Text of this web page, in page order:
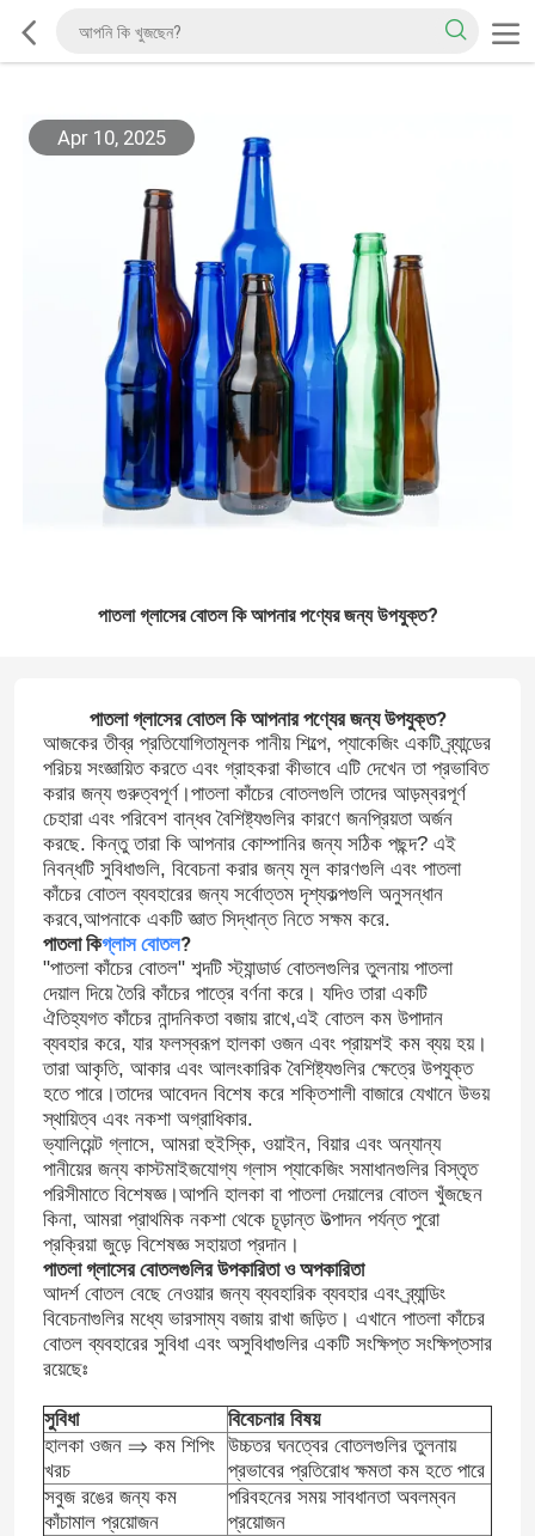
Apr 10, 2025
পাতলা গ্লাসের বোতল কি আপনার পণ্যের জন্য উপযুক্ত?
পাতলা গ্লাসের বোতল কি আপনার পণ্যের জন্য উপযুক্ত?
আজকের তীব্র প্রতিযোগিতামূলক পানীয় শিল্পে, প্যাকেজিং একটি ব্র্যান্ডের
পরিচয় সংজ্ঞায়িত করতে এবং গ্রাহকরা কীভাবে এটি দেখেন তা প্রভাবিত
করার জন্য গুরুত্বপূর্ণ।পাতলা কাঁচের বোতলগুলি তাদের আড়ম্বরপূর্ণ
চেহারা এবং পরিবেশ বান্ধব বৈশিষ্ট্যগুলির কারণে জনপ্রিয়তা অর্জন
করছে. কিন্তু তারা কি আপনার কোম্পানির জন্য সঠিক পছন্দ? এই
নিবন্ধটি সুবিধাগুলি, বিবেচনা করার জন্য মূল কারণগুলি এবং পাতলা
কাঁচের বোতল ব্যবহারের জন্য সর্বোত্তম দৃশ্যকল্পগুলি অনুসন্ধান
করবে,আপনাকে একটি জ্ঞাত সিদ্ধান্ত নিতে সক্ষম করে.
পাতলা কিগ্লাস বোতল?
"পাতলা কাঁচের বোতল" শব্দটি স্ট্যান্ডার্ড বোতলগুলির তুলনায় পাতলা
দেয়াল দিয়ে তৈরি কাঁচের পাত্রে বর্ণনা করে। যদিও তারা একটি
ঐতিহ্যগত কাঁচের নান্দনিকতা বজায় রাখে,এই বোতল কম উপাদান
ব্যবহার করে, যার ফলস্বরূপ হালকা ওজন এবং প্রায়শই কম ব্যয় হয়।
তারা আকৃতি, আকার এবং আলংকারিক বৈশিষ্ট্যগুলির ক্ষেত্রে উপযুক্ত
হতে পারে।তাদের আবেদন বিশেষ করে শক্তিশালী বাজারে যেখানে উভয়
স্থায়িত্ব এবং নকশা অগ্রাধিকার.
ভ্যালিয়েন্ট গ্লাসে, আমরা হুইস্কি, ওয়াইন, বিয়ার এবং অন্যান্য
পানীয়ের জন্য কাস্টমাইজযোগ্য গ্লাস প্যাকেজিং সমাধানগুলির বিস্তৃত
পরিসীমাতে বিশেষজ্ঞ।আপনি হালকা বা পাতলা দেয়ালের বোতল খুঁজছেন
কিনা, আমরা প্রাথমিক নকশা থেকে চূড়ান্ত উত্পাদন পর্যন্ত পুরো
প্রক্রিয়া জুড়ে বিশেষজ্ঞ সহায়তা প্রদান।
পাতলা গ্লাসের বোতলগুলির উপকারিতা ও অপকারিতা
আদর্শ বোতল বেছে নেওয়ার জন্য ব্যবহারিক ব্যবহার এবং ব্র্যান্ডিং
বিবেচনাগুলির মধ্যে ভারসাম্য বজায় রাখা জড়িত। এখানে পাতলা কাঁচের
বোতল ব্যবহারের সুবিধা এবং অসুবিধাগুলির একটি সংক্ষিপ্ত সংক্ষিপ্তসার
রয়েছেঃ
সুবিধা
বিবেচনার বিষয়
হালকা ওজন ⇒ কম শিপিং
খরচ
উচ্চতর ঘনত্বের বোতলগুলির তুলনায়
প্রভাবের প্রতিরোধ ক্ষমতা কম হতে পারে
সবুজ রঙের জন্য কম
কাঁচামাল প্রয়োজন
পরিবহনের সময় সাবধানতা অবলম্বন
প্রয়োজন